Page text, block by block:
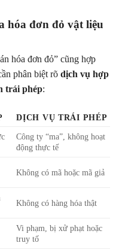
hóa đơn đỏ vật liệu
hóa đơn đỏ” cũng hợp
phân biệt rõ dịch vụ hợp
trái phép:
DỊCH VỤ TRÁI PHÉP
Công ty “ma”, không hoạt
động thực tế
Không có mã hoặc mã giả
Không có hàng hóa thật
Vi phạm, bị xử phạt hoặc
truy tố